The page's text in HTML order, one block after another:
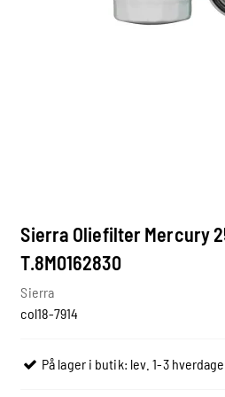
Sierra Oliefilter Mercury
T.8M0162830
Sierra
col18-7914
På lager i butik: lev. 1-3 hverdage